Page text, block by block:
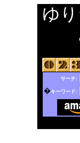
ゆ
サーチ:
�キーワード: